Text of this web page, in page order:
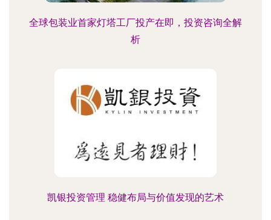
全球包装业首家灯塔工厂投产在即，投资咨询全解
析
凯银投资管理 稳健布局与价值发现的艺术